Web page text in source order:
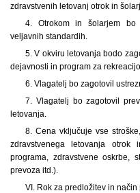
zdravstvenih letovanj otrok in
4. Otrokom in šolarjem bo
veljavnih standardih.
5. V okviru letovanja bodo
dejavnosti in program za
6. Vlagatelj bo zagotovil
7. Vlagatelj bo zagotovil
letovanja.
8. Cena vključuje vse
zdravstvenega letovanja otrok
programa, zdravstvene oskrbe,
prevoza itd.).
VI. Rok za predložitev in način